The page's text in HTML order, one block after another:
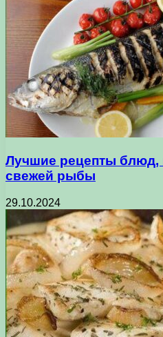
Лучшие рецепты блюд,
свежей рыбы
29.10.2024